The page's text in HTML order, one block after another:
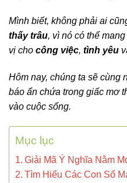
Mình biết, không phải ai
thấy trâu, vì nó có thể
vị cho công việc, tình yêu
Hôm nay, chúng ta sẽ cùng
báo ẩn chứa trong giấc mơ
vào cuộc sống.
Mục lục
Giải Mã Ý Nghĩa Nằm
Tìm Hiểu Các Con Số